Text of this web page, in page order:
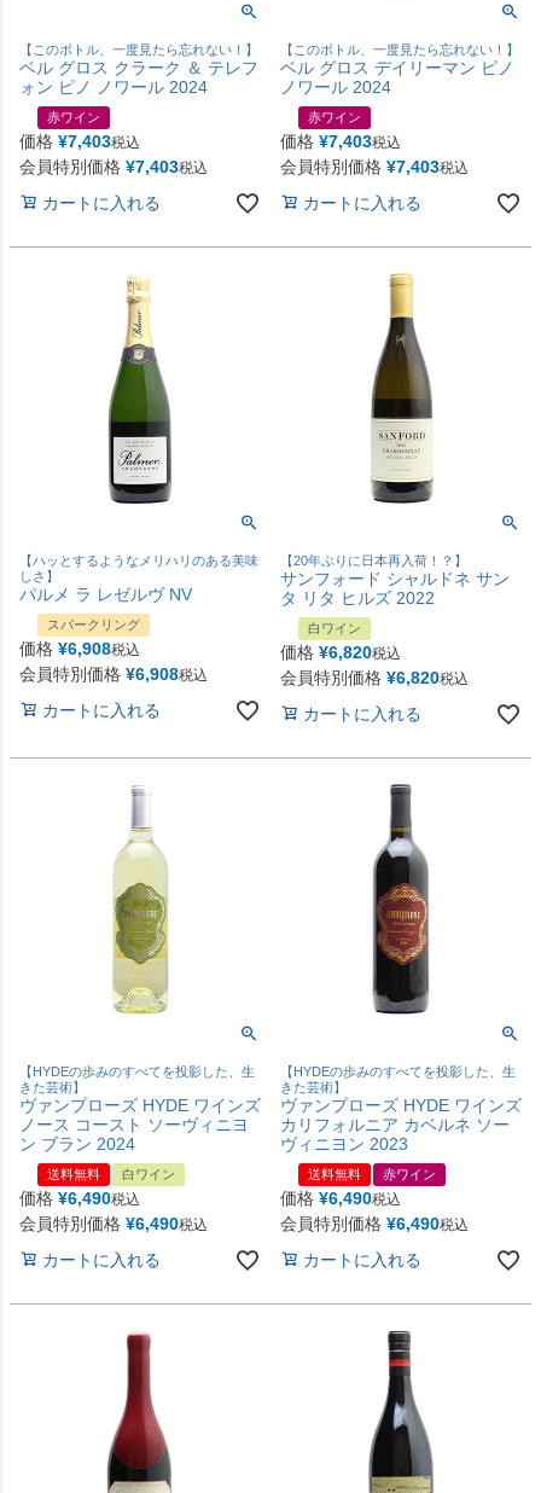
【このボトル、一度見たら忘れない！】
ベル グロス クラーク ＆ テレフ
ォン ピノ ノワール 2024
赤ワイン
価格 ¥7,403税込
会員特別価格 ¥7,403税込
カートに入れる
【このボトル、一度見たら忘れない！】
ベル グロス デイリーマン ピノ
ノワール 2024
赤ワイン
価格 ¥7,403税込
会員特別価格 ¥7,403税込
カートに入れる
【ハッとするようなメリハリのある美味
しさ】
パルメ ラ レゼルヴ NV
スパークリング
価格 ¥6,908税込
会員特別価格 ¥6,908税込
カートに入れる
【20年ぶりに日本再入荷！？】
サンフォード シャルドネ サン
タ リタ ヒルズ 2022
白ワイン
価格 ¥6,820税込
会員特別価格 ¥6,820税込
カートに入れる
【HYDEの歩みのすべてを投影した、生
きた芸術】
ヴァンプローズ HYDE ワインズ
ノース コースト ソーヴィニヨ
ン ブラン 2024
送料無料 白ワイン
価格 ¥6,490税込
会員特別価格 ¥6,490税込
カートに入れる
【HYDEの歩みのすべてを投影した、生
きた芸術】
ヴァンプローズ HYDE ワインズ
カリフォルニア カベルネ ソー
ヴィニヨン 2023
送料無料 赤ワイン
価格 ¥6,490税込
会員特別価格 ¥6,490税込
カートに入れる